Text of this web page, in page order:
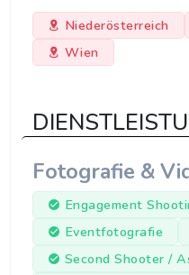
Niederösterreich
Wien
Fotografie &
Engagement
Eventfotografie
Second Shooter /